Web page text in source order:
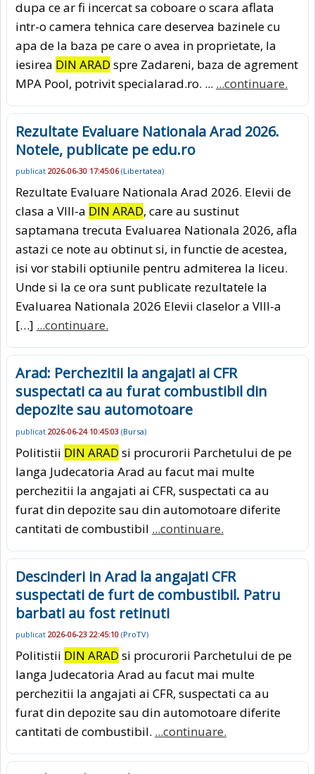
dupa ce ar fi incercat sa coboare o scara aflata
intr-o camera tehnica care deservea bazinele cu
apa de la baza pe care o avea in proprietate, la
iesirea DIN ARAD spre Zadareni, baza de agrement
MPA Pool, potrivit specialarad.ro. ... ...continuare.
Rezultate Evaluare Nationala Arad 2026.
Notele, publicate pe edu.ro
publicat 2026-06-30 17:45:06(Libertatea)
Rezultate Evaluare Nationala Arad 2026. Elevii de
clasa a VIII-a DIN ARAD, care au sustinut
saptamana trecuta Evaluarea Nationala 2026, afla
astazi ce note au obtinut si, in functie de acestea,
isi vor stabili optiunile pentru admiterea la liceu.
Unde si la ce ora sunt publicate rezultatele la
Evaluarea Nationala 2026 Elevii claselor a VIII-a
[…] ...continuare.
Arad: Perchezitii la angajati ai CFR
suspectati ca au furat combustibil din
depozite sau automotoare
publicat 2026-06-24 10:45:03 (Bursa)
Politistii DIN ARAD si procurorii Parchetului de pe
langa Judecatoria Arad au facut mai multe
perchezitii la angajati ai CFR, suspectati ca au
furat din depozite sau din automotoare diferite
cantitati de combustibil ...continuare.
Descinderi in Arad la angajati CFR
suspectati de furt de combustibil. Patru
barbati au fost retinuti
publicat 2026-06-23 22:45:10 (ProTV)
Politistii DIN ARAD si procurorii Parchetului de pe
langa Judecatoria Arad au facut mai multe
perchezitii la angajati ai CFR, suspectati ca au
furat din depozite sau din automotoare diferite
cantitati de combustibil. ...continuare.